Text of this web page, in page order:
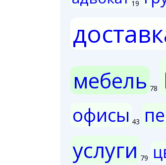
19
мебель 78
офисы 43
услуги 79